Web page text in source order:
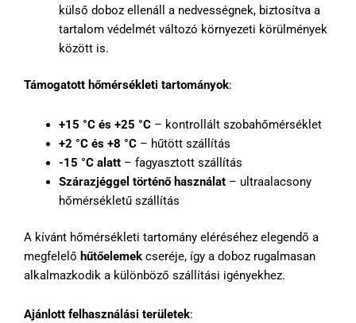
külső doboz ellenáll a nedvességnek, biztosítva a
tartalom védelmét változó környezeti körülmények
között is.
Támogatott hőmérsékleti tartományok:
+15 °C és +25 °C– kontrollált szobahőmérséklet
+2 °C és +8 °C– hűtött szállítás
-15 °C alatt– fagyasztott szállítás
Szárazjéggel történő használat– ultraalacsony
hőmérsékletű szállítás
A kívánt hőmérsékleti tartomány eléréséhez elegendő a
megfelelő hűtőelemek cseréje, így a doboz rugalmasan
alkalmazkodik a különböző szállítási igényekhez.
Ajánlott felhasználási területek: